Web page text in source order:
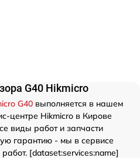
G40 Hikmicro
G40 выполняется в нашем
центре Hikmicro в Кирове
виды работ и запчасти
гарантию - мы в сервисе
[dataset:services:name]